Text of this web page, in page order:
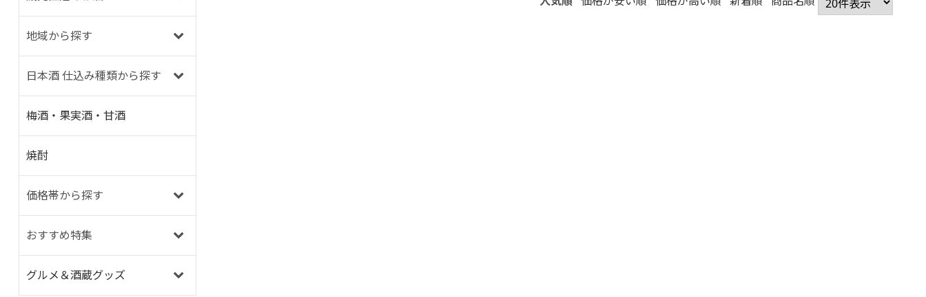
地域から探す
日本酒 仕込み種類から探す
梅酒・果実酒・甘酒
焼酎
価格帯から探す
おすすめ特集
グルメ＆酒蔵グッズ